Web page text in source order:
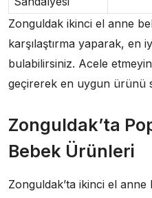
Zonguldak ikinci el anne
karşılaştırma yaparak, en
bulabilirsiniz. Acele
geçirerek en uygun ürünü
Zonguldak’ta
Bebek Ürünleri
Zonguldak’ta ikinci el